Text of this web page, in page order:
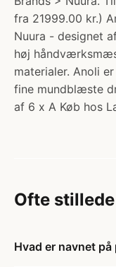
fra 21999.00 kr.)
Nuura - designet
høj
materialer. Anoli
fine mundblæste
af 6 x A Køb hos
Ofte
Hvad er navnet